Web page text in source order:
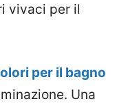
vivaci per il
per il bagno
Una